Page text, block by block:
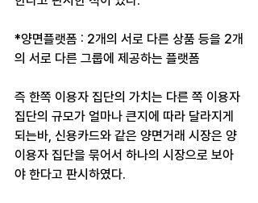
*양면플랫폼 : 2개의 서로 다른 상품 등을 2개
의 서로 다른 그룹에 제공하는 플랫폼
즉 한쪽 이용자 집단의 가치는 다른 쪽 이용자
집단의 규모가 얼마나 큰지에 따라 달라지게
되는바, 신용카드와 같은 양면거래 시장은 양
이용자 집단을 묶어서 하나의 시장으로 보아
야 한다고 판시하였다.